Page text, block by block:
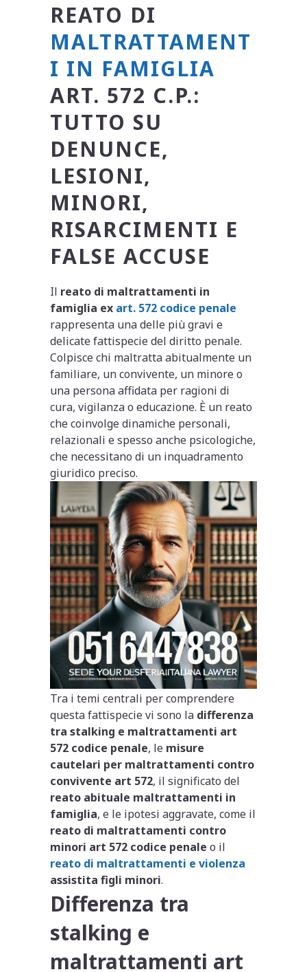
REATO DI
MALTRATTAMENT
I IN FAMIGLIA
ART. 572 C.P.:
TUTTO SU
DENUNCE,
LESIONI,
MINORI,
RISARCIMENTI E
FALSE ACCUSE
Il reato di maltrattamenti in
famiglia ex art. 572 codice penale
rappresenta una delle più gravi e
delicate fattispecie del diritto penale.
Colpisce chi maltratta abitualmente un
familiare, un convivente, un minore o
una persona affidata per ragioni di
cura, vigilanza o educazione. È un reato
che coinvolge dinamiche personali,
relazionali e spesso anche psicologiche,
che necessitano di un inquadramento
giuridico preciso.
Tra i temi centrali per comprendere
questa fattispecie vi sono la differenza
tra stalking e maltrattamenti art
572 codice penale, le misure
cautelari per maltrattamenti contro
convivente art 572, il significato del
reato abituale maltrattamenti in
famiglia, e le ipotesi aggravate, come il
reato di maltrattamenti contro
minori art 572 codice penale o il
reato di maltrattamenti e violenza
assistita figli minori.
Differenza tra
stalking e
maltrattamenti art